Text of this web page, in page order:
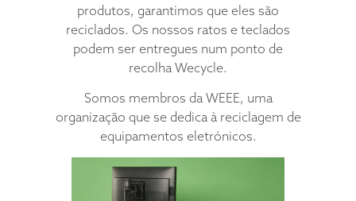
produtos, garantimos que eles são
reciclados. Os nossos ratos e teclados
podem ser entregues num ponto de
recolha Wecycle.
Somos membros da WEEE, uma
organização que se dedica à reciclagem de
equipamentos eletrónicos.